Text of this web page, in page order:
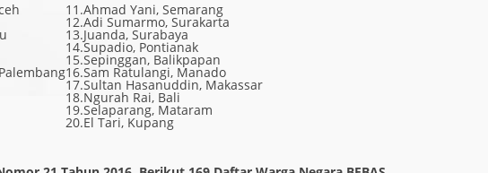
11.Ahmad Yani, Semarang
12.Adi Sumarmo, Surakarta
13.Juanda, Surabaya
14.Supadio, Pontianak
15.Sepinggan, Balikpapan
16.Sam Ratulangi, Manado
17.Sultan Hasanuddin, Makassar
18.Ngurah Rai, Bali
19.Selaparang, Mataram
20.El Tari, Kupang